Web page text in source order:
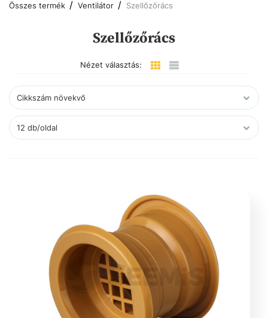
Összes termék Ventilátor Szellőzőrács
Szellőzőrács
Nézet választás: